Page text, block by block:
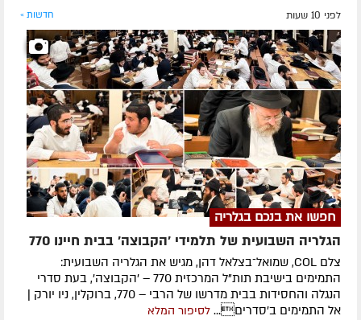
לפני 10 שעות חדשות »
חפשו את בנכם בגלריה
הגלריה השבועית של תלמידי 'הקבוצה' בבית חיינו 770
צלם COL, שמואל־בצלאל דהן, מגיש את הגלריה השבועית:
התמימים בישיבת תות"ל המרכזית 770 – 'הקבוצה', בעת סדרי
הנגלה והחסידות בבית מדרשו של הרבי – 770, ברוקלין, ניו יורק |
אל התמימים ב'סדרים... לסיפור המלא